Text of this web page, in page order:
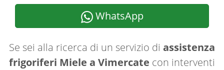
WhatsApp
Se sei alla ricerca di un servizio di assistenza
frigoriferi Miele a Vimercate con interventi